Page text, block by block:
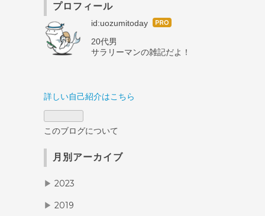
プロフィール
id:uozumitoday
はて
Pro
20代男
サラリーマンの雑記だよ！
詳しい自己紹介はこちら
このブログについて
月別アーカイブ
▶ 2023
▶ 2019